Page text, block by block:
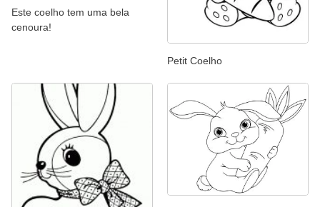
Este coelho tem uma bela
cenoura!
Petit Coelho